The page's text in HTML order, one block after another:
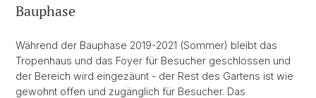
Bauphase
Während der Bauphase 2019-2021 (Sommer) bleibt das
Tropenhaus und das Foyer für Besucher geschlossen und
der Bereich wird eingezäunt - der Rest des Gartens ist wie
gewohnt offen und zugänglich für Besucher. Das